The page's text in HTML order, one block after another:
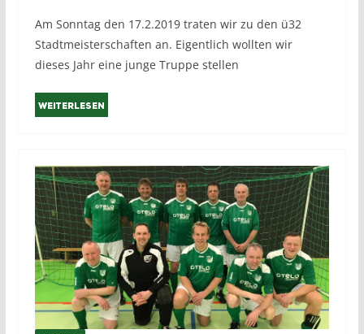
Am Sonntag den 17.2.2019 traten wir zu den ü32
Stadtmeisterschaften an. Eigentlich wollten wir
dieses Jahr eine junge Truppe stellen
Weiterlesen